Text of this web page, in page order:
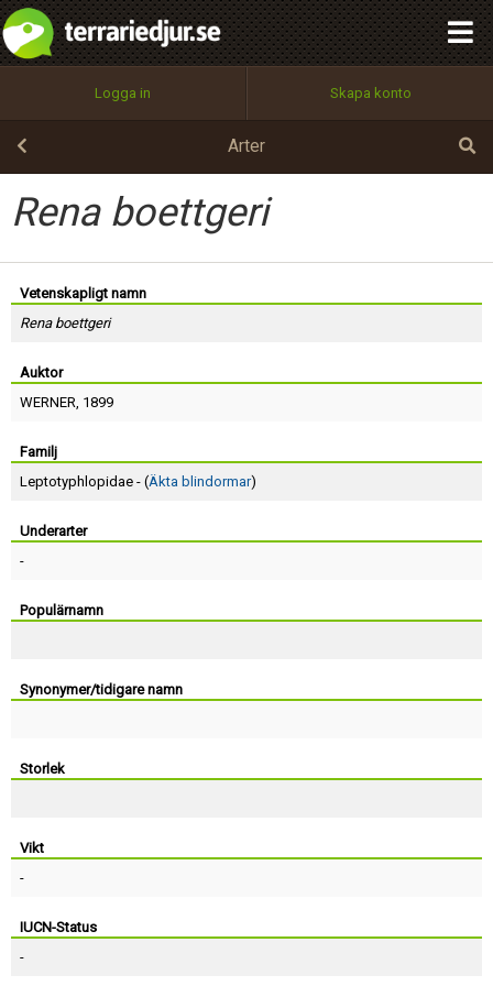
Logga in Skapa konto
Arter
Rena boettgeri
Vetenskapligt namn
Rena boettgeri
Auktor
WERNER, 1899
Familj
Leptotyphlopidae - (Äkta blindormar)
Underarter
-
Populärnamn
Synonymer/tidigare namn
Storlek
Vikt
-
IUCN-Status
-
Utför
100%
OK
integritetspolicy
Namn:
Epost:
Lösenord:
Terms of Service
Skapa konto
Begär nytt lösenord
Tillbaka till förstasidan